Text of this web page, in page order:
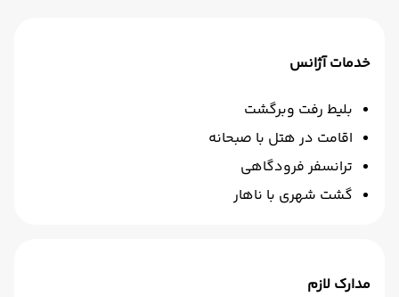
خدمات آژانس
بلیط رفت وبرگشت
اقامت در هتل با صبحانه
ترانسفر فرودگاهی
گشت شهری با ناهار
مدارک لازم